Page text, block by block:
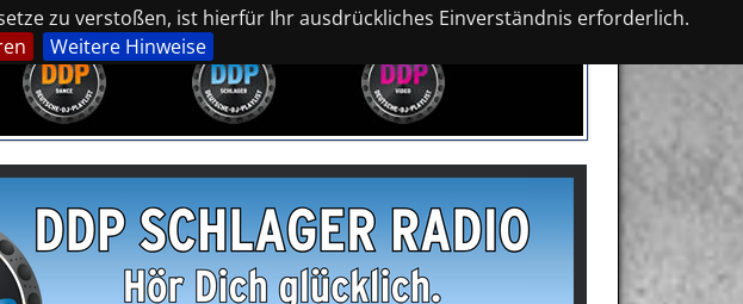
zu verstoßen, ist hierfür Ihr ausdrückliches Einverständnis erforderlich.
Weitere Hinweise